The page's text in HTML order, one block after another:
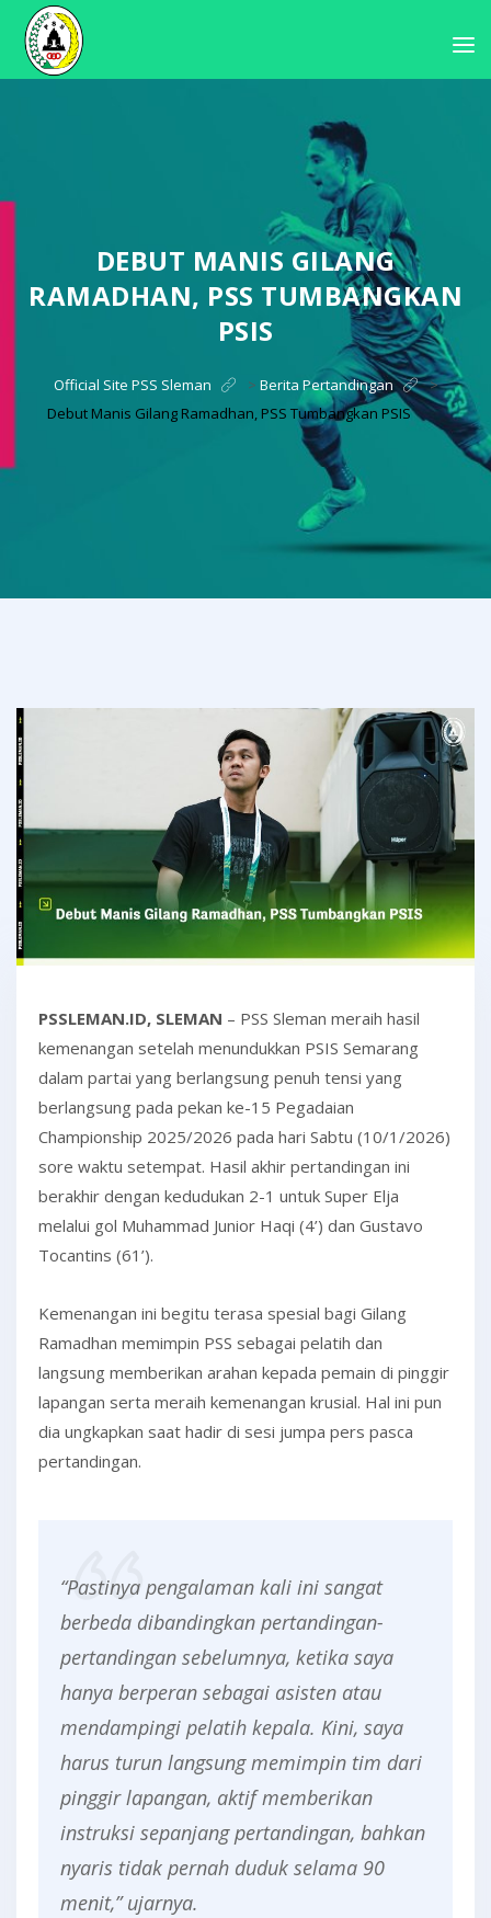
DEBUT MANIS GILANG
RAMADHAN, PSS TUMBANGKAN
PSIS
Official Site PSS Sleman > Berita Pertandingan
>
Debut Manis Gilang Ramadhan, PSS Tumbangkan PSIS
PSSLEMAN.ID, SLEMAN – PSS Sleman meraih hasil
kemenangan setelah menundukkan PSIS Semarang
dalam partai yang berlangsung penuh tensi yang
berlangsung pada pekan ke-15 Pegadaian
Championship 2025/2026 pada hari Sabtu (10/1/2026)
sore waktu setempat. Hasil akhir pertandingan ini
berakhir dengan kedudukan 2-1 untuk Super Elja
melalui gol Muhammad Junior Haqi (4’) dan Gustavo
Tocantins (61’).
Kemenangan ini begitu terasa spesial bagi Gilang
Ramadhan memimpin PSS sebagai pelatih dan
langsung memberikan arahan kepada pemain di pinggir
lapangan serta meraih kemenangan krusial. Hal ini pun
dia ungkapkan saat hadir di sesi jumpa pers pasca
pertandingan.
“Pastinya pengalaman kali ini sangat
berbeda dibandingkan pertandingan-
pertandingan sebelumnya, ketika saya
hanya berperan sebagai asisten atau
mendampingi pelatih kepala. Kini, saya
harus turun langsung memimpin tim dari
pinggir lapangan, aktif memberikan
instruksi sepanjang pertandingan, bahkan
nyaris tidak pernah duduk selama 90
menit,” ujarnya.